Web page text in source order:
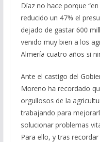
Díaz no hace porque
reducido un 47% el
dejado de gastar 600
venido muy bien a los
Almería cuatro años si
Ante el castigo del
Moreno ha recordado
orgullosos de la
trabajando para
solucionar problemas
Para ello, y tras